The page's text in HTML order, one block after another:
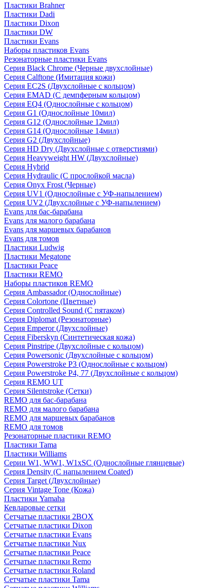
Пластики Brahner
Пластики Dadi
Пластики Dixon
Пластики DW
Пластики Evans
Наборы пластиков Evans
Резонаторные пластики Evans
Серия Black Chrome (Черные двухслойные)
Серия Calftone (Имитация кожи)
Серия EC2S (Двухслойные с кольцом)
Серия EMAD (С демпферным кольцом)
Серия EQ4 (Однослойные с кольцом)
Серия G1 (Однослойные 10мил)
Серия G12 (Однослойные 12мил)
Серия G14 (Однослойные 14мил)
Серия G2 (Двухслойные)
Серия HD Dry (Двухслойные с отверстиями)
Серия Heavyweight HW (Двухслойные)
Серия Hybrid
Серия Hydraulic (С прослойкой масла)
Серия Onyx Frost (Черные)
Серия UV1 (Однослойные с УФ-напылением)
Серия UV2 (Двухслойные с УФ-напылением)
Evans для бас-барабана
Evans для малого барабана
Evans для маршевых барабанов
Evans для томов
Пластики Ludwig
Пластики Megatone
Пластики Peace
Пластики REMO
Наборы пластиков REMO
Серия Ambassador (Однослойные)
Серия Colortone (Цветные)
Серия Controlled Sound (С пятаком)
Серия Diplomat (Резонаторные)
Серия Emperor (Двухслойные)
Серия Fiberskyn (Синтетическая кожа)
Серия Pinstripe (Двухслойные с кольцом)
Серия Powersonic (Двухслойные с кольцом)
Серия Powerstroke P3 (Однослойные с кольцом)
Серия Powerstroke P4, 77 (Двухслойные с кольцом)
Серия REMO UT
Серия Silentstroke (Сетки)
REMO для бас-барабана
REMO для малого барабана
REMO для маршевых барабанов
REMO для томов
Резонаторные пластики REMO
Пластики Tama
Пластики Williams
Серии W1, WW1, W1xSC (Однослойные глянцевые)
Серия Density (C напылением Coated)
Серия Target (Двухслойные)
Серия Vintage Tone (Кожа)
Пластики Yamaha
Кевларовые сетки
Сетчатые пластики 2BOX
Сетчатые пластики Dixon
Сетчатые пластики Evans
Сетчатые пластики Nux
Сетчатые пластики Peace
Сетчатые пластики Remo
Сетчатые пластики Roland
Сетчатые пластики Tama